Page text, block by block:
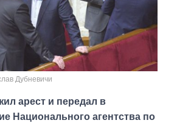
Дубневичи
арест и передал в
Национального агентства по